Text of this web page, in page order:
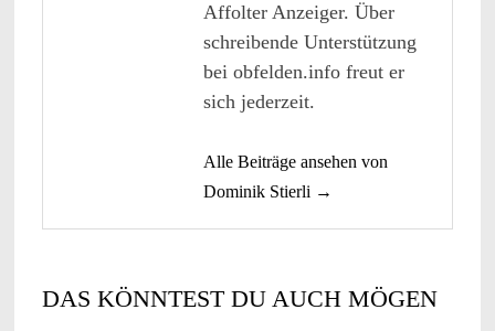
Affolter Anzeiger. Über
schreibende Unterstützung
bei obfelden.info freut er
sich jederzeit.
Alle Beiträge ansehen von
Dominik Stierli →
DAS KÖNNTEST DU AUCH MÖGEN